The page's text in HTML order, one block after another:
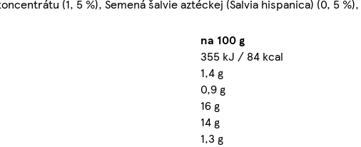
(1, 5 %), Semená šalvie aztéckej (Salvia hispanica) (0, 5
na 100 g
355 kJ / 84 kcal
1,4 g
0,9 g
16 g
14 g
1,3 g